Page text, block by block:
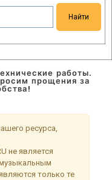
работы.
прощения за
ресурса,
не является
только те